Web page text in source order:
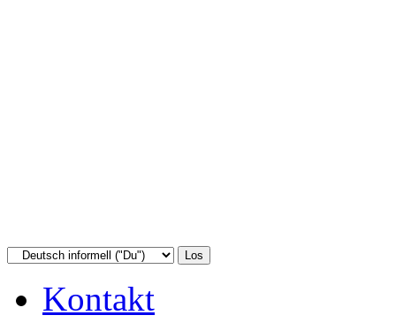
Kontakt